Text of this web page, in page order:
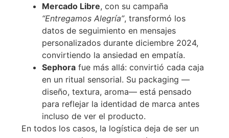
Mercado Libre, con su campaña
“Entregamos Alegría”, transformó los
datos de seguimiento en mensajes
personalizados durante diciembre 2024,
convirtiendo la ansiedad en empatía.
Sephora fue más allá: convirtió cada caja
en un ritual sensorial. Su packaging —
diseño, textura, aroma— está pensado
para reflejar la identidad de marca antes
incluso de ver el producto.
En todos los casos, la logística deja de ser un